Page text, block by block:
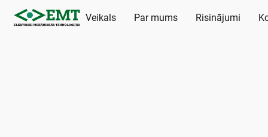
Veikals Par mums Risinājumi